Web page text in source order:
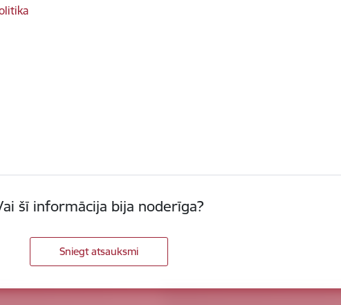
šī informācija bija noderīga?
Sniegt atsauksmi